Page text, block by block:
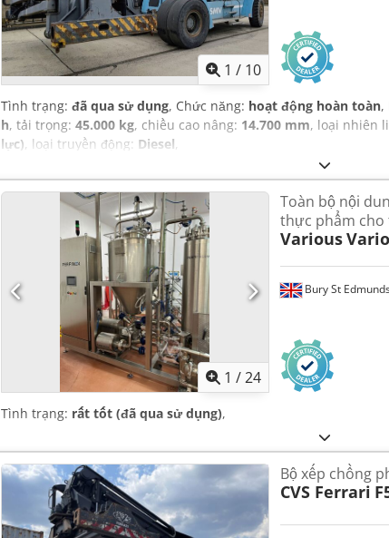
1 / 10
Tình trạng: đã qua sử dụng, Chức năng: hoạt động hoàn toàn,
h, tải trọng: 45.000 kg, chiều cao nâng: 14.700 mm, loại nhiên
lực), loại truyền động: Diesel,
1 /24
Bury St
Toàn bộ nội
thực phẩm cho
Various
Tình trạng: rất tốt (đã qua sử dụng),
Bộ xếp chồng
CVS Ferrari